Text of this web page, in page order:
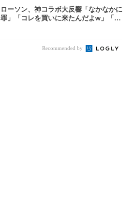
ローソン、神コラボ大反響「なかなかに
罪」「コレを買いに来たんだよw」「３
Recommended by